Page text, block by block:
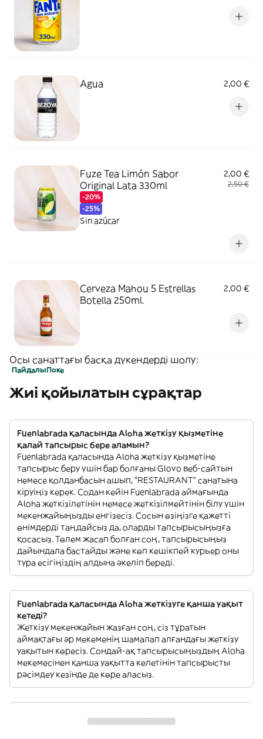
Agua 2,00 €
Fuze Tea Limón Sabor
Original Lata 330ml
-20%
-25%
2,00 €
2,50 €
Sin azúcar
Cerveza Mahou 5 Estrellas
Botella 250ml.
2,00 €
Осы санаттағы басқа дүкендерді шолу:
ПайдалыПоке
Жиі қойылатын сұрақтар
Fuenlabrada қаласында Aloha жеткізу қызметіне
қалай тапсырыс бере аламын?
Fuenlabrada қаласында Aloha жеткізу қызметіне
тапсырыс беру үшін бар болғаны Glovo веб-сайтын
немесе қолданбасын ашып, "RESTAURANT" санатына
кіруіңіз керек. Содан кейін Fuenlabrada аймағында
Aloha жеткізілетінін немесе жеткізілмейтінін білу үшін
мекенжайыңызды енгізесіз. Сосын өзіңізге қажетті
өнімдерді таңдайсыз да, оларды тапсырысыңызға
қосасыз. Төлем жасап болған соң, тапсырысыңыз
дайындала бастайды және көп кешікпей курьер оны
тура есігіңіздің алдына әкеліп береді.
Fuenlabrada қаласында Aloha жеткізуге қанша уақыт
кетеді?
Жеткізу мекенжайын жазған соң, сіз тұратын
аймақтағы әр мекеменің шамалап алғандағы жеткізу
уақытын көресіз. Сондай-ақ тапсырысыңыздың Aloha
мекемесінен қанша уақытта келетінін тапсырысты
рәсімдеу кезінде де көре аласыз.
Glovo-да Aloha үшін қандай да бір промоакция бар